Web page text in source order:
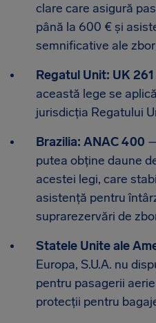
clare care asigură
până la 600 € și
semnificative ale
Regatul Unit: UK 261
această lege se
jurisdicția Regatului
Brazilia: ANAC 400
putea obține daune
acestei legi, care
asistență pentru
suprarezervări de
Statele Unite ale
Europa, S.U.A. nu
pentru pasagerii
protecții pentru